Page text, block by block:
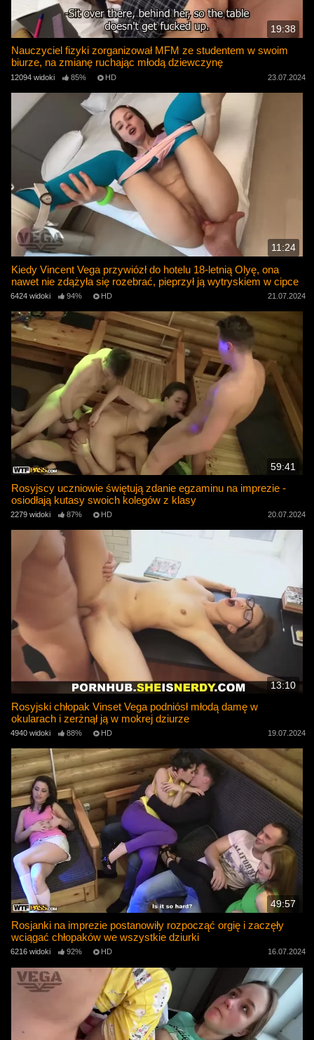
19:38
Nauczyciel fizyki zorganizował MFM ze studentem w swoim
biurze, na zmianę ruchając młodą dziewczynę
12094 widoki 85% HD 23.07.2024
11:24
Kiedy Vincent Vega przywiózł do hotelu 18-letnią Olyę, ona
nawet nie zdążyła się rozebrać, pieprzył ją wytryskiem w cipce
6424 widoki 94% HD 21.07.2024
59:41
Rosyjscy uczniowie świętują zdanie egzaminu na imprezie -
osiodłają kutasy swoich kolegów z klasy
2279 widoki 87% HD 20.07.2024
13:10
Rosyjski chłopak Vinset Vega podniósł młodą damę w
okularach i zerżnął ją w mokrej dziurze
4940 widoki 88% HD 19.07.2024
49:57
Rosjanki na imprezie postanowiły rozpocząć orgię i zaczęły
wciągać chłopaków we wszystkie dziurki
6216 widoki 92% HD 16.07.2024